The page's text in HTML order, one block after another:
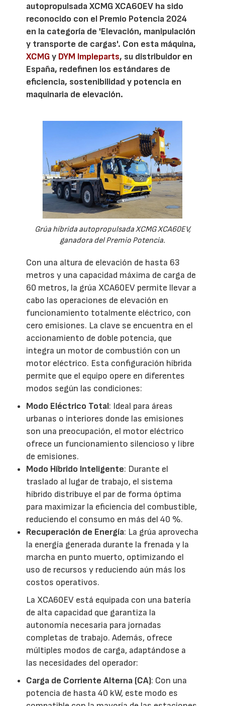
autopropulsada XCMG XCA60EV ha sido
reconocido con el Premio Potencia 2024
en la categoría de 'Elevación, manipulación
y transporte de cargas'. Con esta máquina,
XCMGy DYM Impleparts, su distribuidor en
España, redefinen los estándares de
eficiencia, sostenibilidad y potencia en
maquinaria de elevación.
Grúa híbrida autopropulsada XCMG XCA60EV,
ganadora del Premio Potencia.
Con una altura de elevación de hasta 63
metros y una capacidad máxima de carga de
60 metros, la grúa XCA60EV permite llevar a
cabo las operaciones de elevación en
funcionamiento totalmente eléctrico, con
cero emisiones. La clave se encuentra en el
accionamiento de doble potencia, que
integra un motor de combustión con un
motor eléctrico. Esta configuración híbrida
permite que el equipo opere en diferentes
modos según las condiciones:
Modo Eléctrico Total: Ideal para áreas
urbanas o interiores donde las emisiones
son una preocupación, el motor eléctrico
ofrece un funcionamiento silencioso y libre
de emisiones.
Modo Híbrido Inteligente: Durante el
traslado al lugar de trabajo, el sistema
híbrido distribuye el par de forma óptima
para maximizar la eficiencia del combustible,
reduciendo el consumo en más del 40 %.
Recuperación de Energía: La grúa aprovecha
la energía generada durante la frenada y la
marcha en punto muerto, optimizando el
uso de recursos y reduciendo aún más los
costos operativos.
La XCA60EV está equipada con una batería
de alta capacidad que garantiza la
autonomía necesaria para jornadas
completas de trabajo. Además, ofrece
múltiples modos de carga, adaptándose a
las necesidades del operador:
Carga de Corriente Alterna (CA): Con una
potencia de hasta 40 kW, este modo es